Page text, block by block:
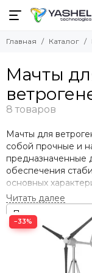
Контроллеры
Мачты для
Лопасти для
Главная Каталог
Мачты
Мачты для
собой прочные и
предназначенные
обеспечения
основных
Высота: Высота
факторов,
может
−33%